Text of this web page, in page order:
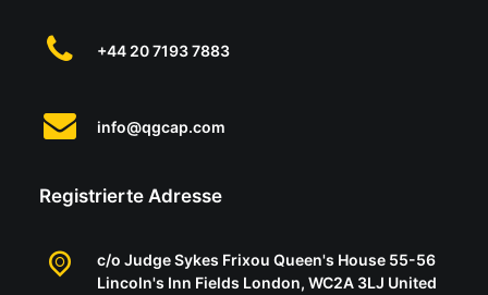
+44 20 7193 7883
info@qgcap.com
Registrierte Adresse
c/o Judge Sykes Frixou Queen's House 55-56
Lincoln's Inn Fields London, WC2A 3LJ United